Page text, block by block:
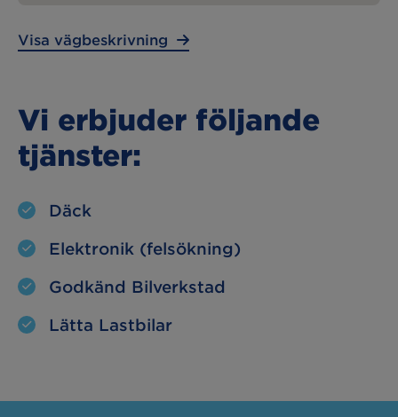
Visa vägbeskrivning
Vi erbjuder följande
tjänster:
Däck
Elektronik (felsökning)
Godkänd Bilverkstad
Lätta Lastbilar